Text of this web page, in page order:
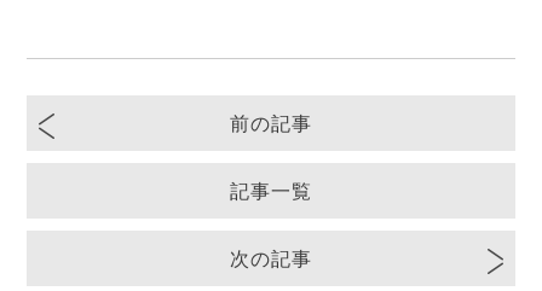
前の記事
記事一覧
次の記事